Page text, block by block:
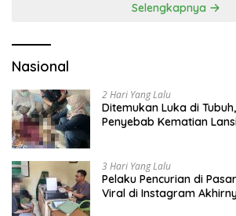
Selengkapnya
Nasional
2 Hari Yang Lalu
Ditemukan Luka di
Penyebab Kematian
3 Hari Yang Lalu
Pelaku Pencurian di
Viral di Instagram